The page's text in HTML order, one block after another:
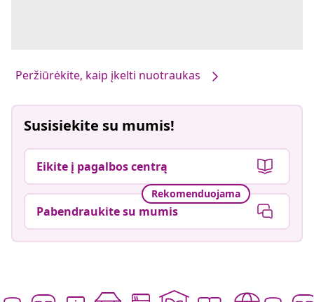
Peržiūrėkite, kaip įkelti nuotraukas
Susisiekite su mumis!
Eikite į pagalbos centrą
Rekomenduojama
Pabendraukite su mumis